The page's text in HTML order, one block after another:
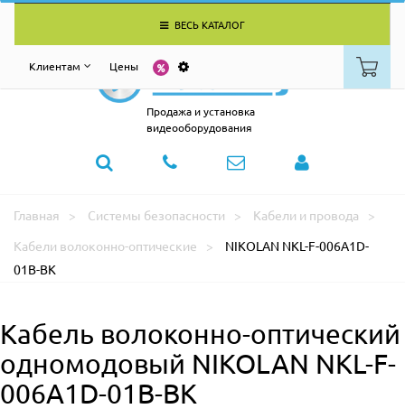
ВЕСЬ КАТАЛОГ
Клиентам Цены
Продажа и установка
видеооборудования
Главная Системы безопасности
Кабели и провода
Кабели волоконно-оптические
NIKOLAN NKL-F-006A1D-
01B-BK
Кабель волоконно-оптический
одномодовый NIKOLAN NKL-F-
006A1D-01B-BK